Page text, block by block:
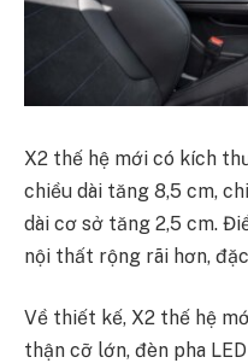
X2 thế hệ mới có kích
chiều dài tăng 8,5 cm,
dài cơ sở tăng 2,5 cm.
nội thất rộng rãi hơn,
Về thiết kế, X2 thế hệ
thận cỡ lớn, đèn pha